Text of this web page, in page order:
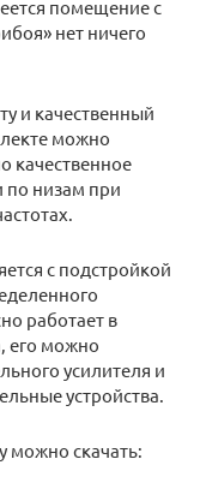
помещение с
нет ничего
и качественный
можно
качественное
по низам при
с подстройкой
работает в
его можно
усилителя и
устройства.
можно скачать: